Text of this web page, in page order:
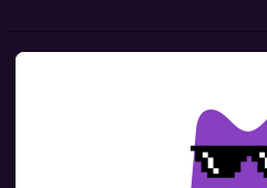
Lépj